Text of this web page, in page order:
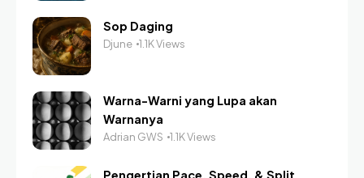
Sop Daging
Djune 1.1K Views
Warna-Warni yang Lupa akan
Warnanya
Adrian GWS 1.1K Views
Pengertian Pace, Speed, & Split